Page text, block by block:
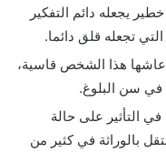
يجعله دائم التفكير
تجعله قلق دائما.
هذا الشخص قاسية،
في سن البلوغ.
التأثير على حالة
بالوراثة في كثير من